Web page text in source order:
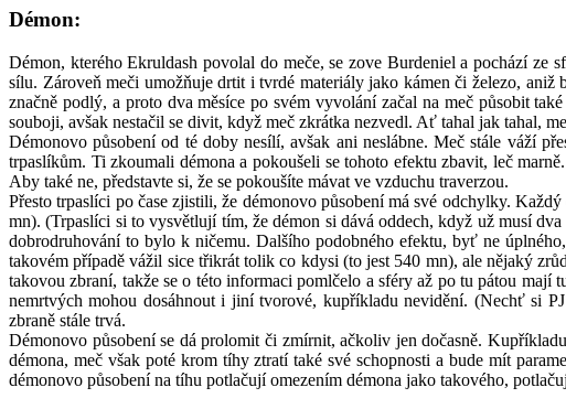
Démon:
Démon, kterého Ekruldash povolal do meče, se zove Burdeniel a pochází ze
sílu. Zároveň meči umožňuje drtit i tvrdé materiály jako kámen či železo,
značně podlý, a proto dva měsíce po svém vyvolání začal na meč působit
souboji, avšak nestačil se divit, když meč zkrátka nezvedl. Ať tahal jak tahal,
Démonovo působení od té doby nesílí, avšak ani neslábne. Meč stále váží
trpaslíkům. Ti zkoumali démona a pokoušeli se tohoto efektu zbavit, leč
Aby také ne, představte si, že se pokoušíte mávat ve vzduchu traverzou.
Přesto trpaslíci po čase zjistili, že démonovo působení má své odchylky.
mn). (Trpaslíci si to vysvětlují tím, že démon si dává oddech, když už musí
dobrodruhování to bylo k ničemu. Dalšího podobného efektu, byť ne
takovém případě vážil sice třikrát tolik co kdysi (to jest 540 mn), ale nějaký
takovou zbraní, takže se o této informaci pomlčelo a sféry až po tu pátou
nemrtvých mohou dosáhnout i jiní tvorové, kupříkladu nevidění. (Nechť si
zbraně stále trvá.
Démonovo působení se dá prolomit či zmírnit, ačkoliv jen dočasně.
démona, meč však poté krom tíhy ztratí také své schopnosti a bude mít
démonovo působení na tíhu potlačují omezením démona jako takového,